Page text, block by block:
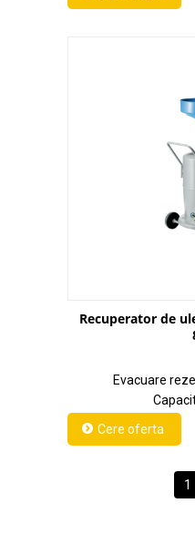
Recuperator de
Evacuare
1